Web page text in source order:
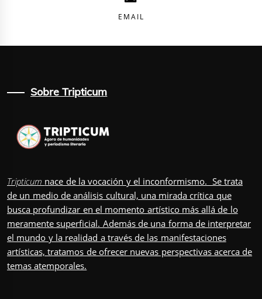
EMAIL
Sobre Tripticum
Tripticum nace de la vocación y el inconformismo. Se trata
de un medio de análisis cultural, una mirada crítica que
busca profundizar en el momento artístico más allá de lo
meramente superficial. Además de una forma de interpretar
el mundo y la realidad a través de las manifestaciones
artísticas, tratamos de ofrecer nuevas perspectivas acerca de
temas atemporales.